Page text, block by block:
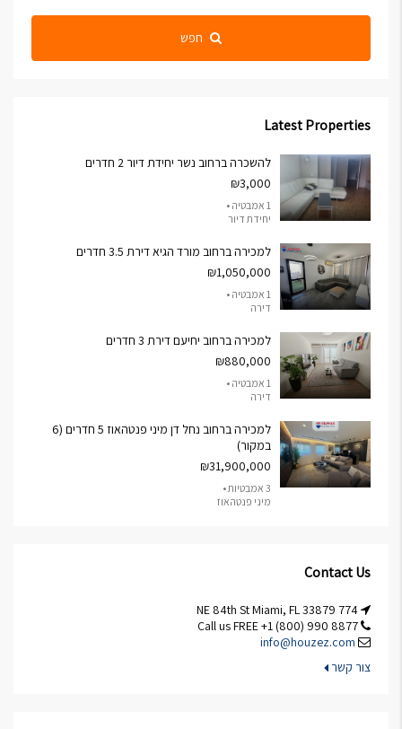
חפש
Latest Properties
להשכרה ברחוב נשר יחידת דיור 2 חדרים
₪3,000
1 אמבטיה •
יחידת דיור
למכירה ברחוב מורד הגיא דירת 3.5 חדרים
₪1,050,000
1 אמבטיה •
דירה
למכירה ברחוב יחיעם דירת 3 חדרים
₪880,000
1 אמבטיה •
דירה
למכירה ברחוב נחל דן מיני פנטהאוז 5 חדרים (6
במקור)
₪31,900,000
3 אמבטיות •
מיני פנטהאוז
Contact Us
info@houzez.com
צור קשר